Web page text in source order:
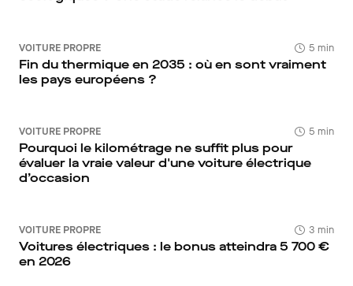
VOITURE PROPRE 5 min
Fin du thermique en 2035 : où en sont vraiment
les pays européens ?
VOITURE PROPRE 5 min
Pourquoi le kilométrage ne suffit plus pour
évaluer la vraie valeur d'une voiture électrique
d’occasion
VOITURE PROPRE 3 min
Voitures électriques : le bonus atteindra 5 700 €
en 2026